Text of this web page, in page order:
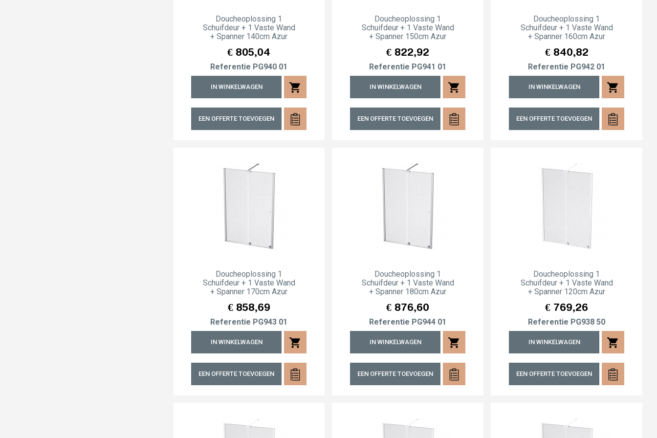
Doucheoplossing 1
Schuifdeur + 1 Vaste Wand
+ Spanner 140cm Azur
Prijs
€ 805,04
Referentie PG940 01
IN WINKELWAGEN shopping_cart
EEN OFFERTE TOEVOEGEN
Doucheoplossing 1
Schuifdeur + 1 Vaste Wand
+ Spanner 150cm Azur
Prijs
€ 822,92
Referentie PG941 01
IN WINKELWAGEN shopping_cart
EEN OFFERTE TOEVOEGEN
Doucheoplossing 1
Schuifdeur + 1 Vaste Wand
+ Spanner 160cm Azur
Prijs
€ 840,82
Referentie PG942 01
IN WINKELWAGEN shopping_cart
EEN OFFERTE TOEVOEGEN
Doucheoplossing 1
Schuifdeur + 1 Vaste Wand
+ Spanner 170cm Azur
Prijs
€ 858,69
Referentie PG943 01
IN WINKELWAGEN shopping_cart
EEN OFFERTE TOEVOEGEN
Doucheoplossing 1
Schuifdeur + 1 Vaste Wand
+ Spanner 180cm Azur
Prijs
€ 876,60
Referentie PG944 01
IN WINKELWAGEN shopping_cart
EEN OFFERTE TOEVOEGEN
Doucheoplossing 1
Schuifdeur + 1 Vaste Wand
+ Spanner 120cm Azur
Prijs
€ 769,26
Referentie PG938 50
IN WINKELWAGEN shopping_cart
EEN OFFERTE TOEVOEGEN